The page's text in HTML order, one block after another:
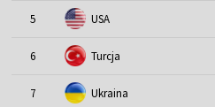
5 USA
6 Turcja
7 Ukraina